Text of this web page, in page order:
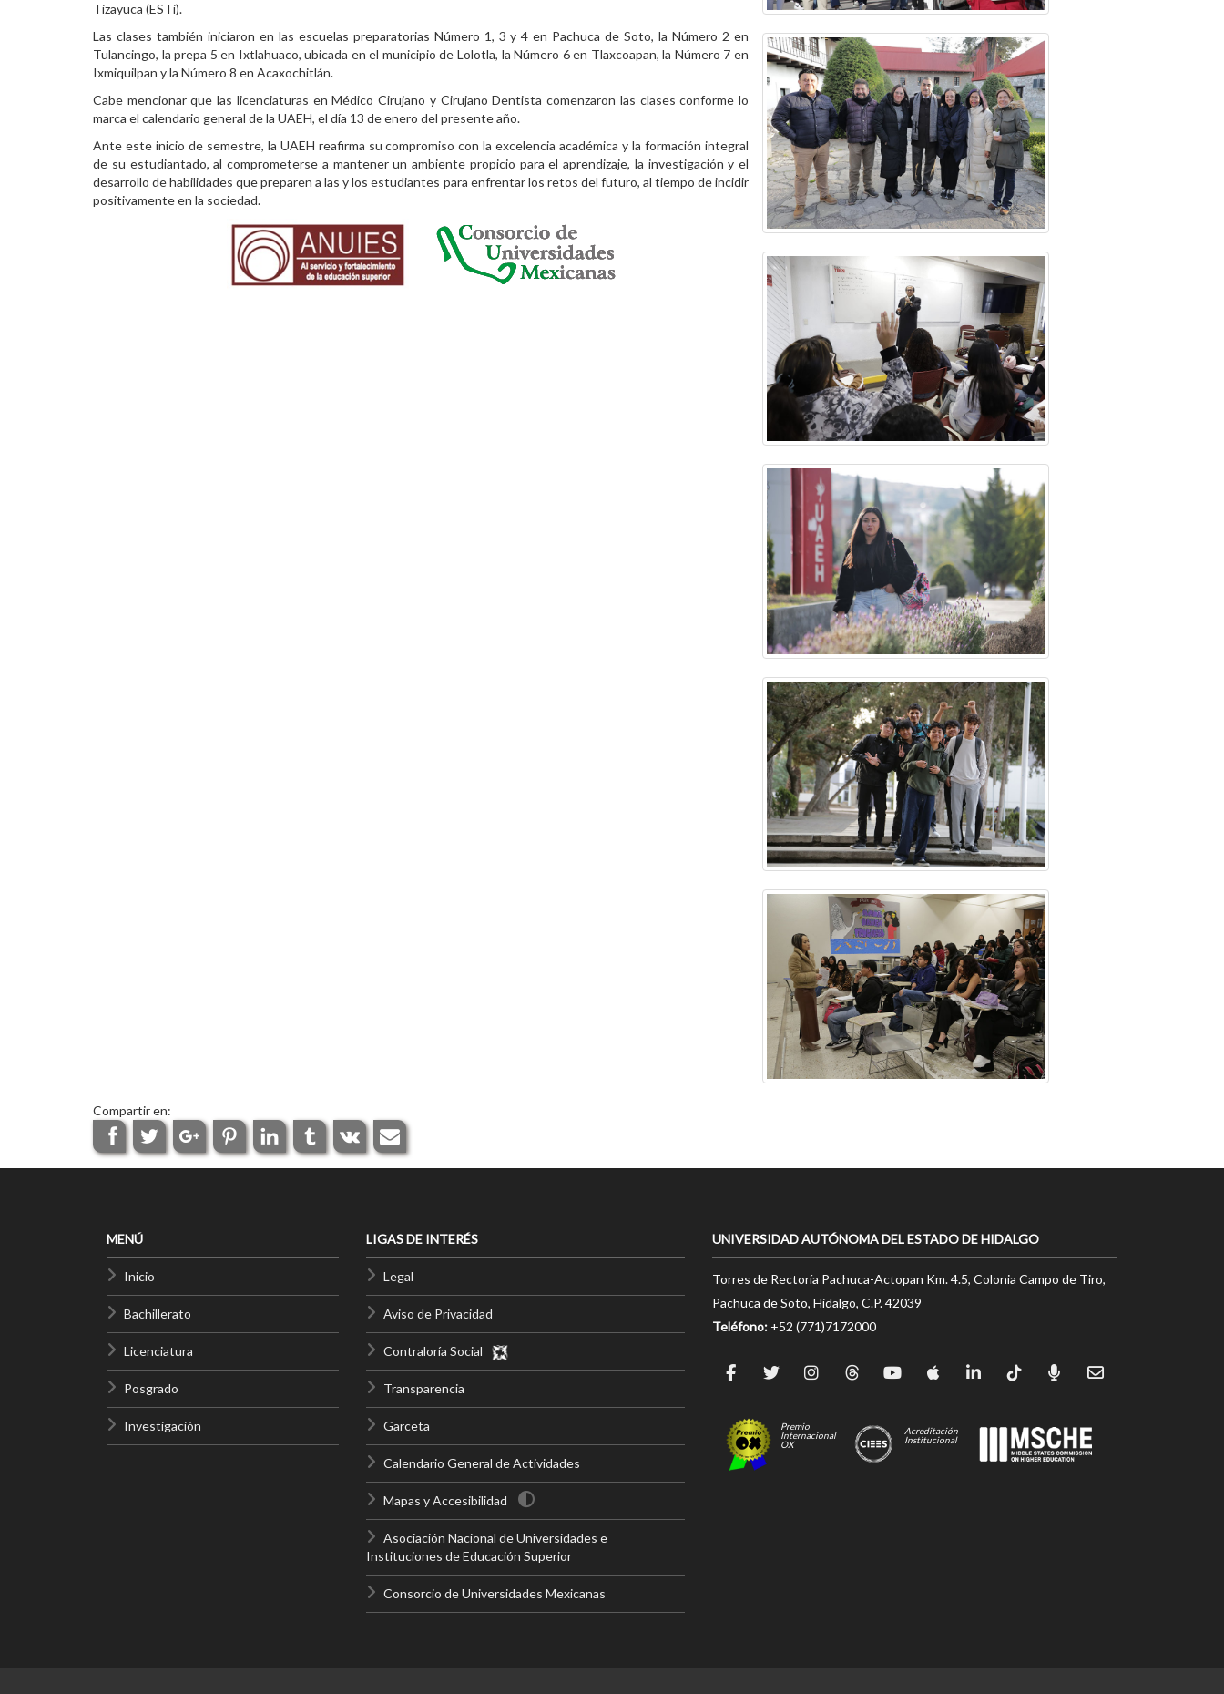
Tizayuca (ESTi).
Las clases también iniciaron en las escuelas preparatorias Número 1, 3 y 4 en Pachuca de Soto, la Número 2 en
Tulancingo, la prepa 5 en Ixtlahuaco, ubicada en el municipio de Lolotla, la Número 6 en Tlaxcoapan, la Número 7 en
Ixmiquilpan y la Número 8 en Acaxochitlán.
Cabe mencionar que las licenciaturas en Médico Cirujano y Cirujano Dentista comenzaron las clases conforme lo
marca el calendario general de la UAEH, el día 13 de enero del presente año.
Ante este inicio de semestre, la UAEH reafirma su compromiso con la excelencia académica y la formación integral
de su estudiantado, al comprometerse a mantener un ambiente propicio para el aprendizaje, la investigación y el
desarrollo de habilidades que preparen a las y los estudiantes para enfrentar los retos del futuro, al tiempo de incidir
positivamente en la sociedad.
Compartir en:
MENÚ
Inicio
Bachillerato
Licenciatura
Posgrado
Investigación
LIGAS DE INTERÉS
Legal
Aviso de Privacidad
Contraloría Social
Transparencia
Garceta
Calendario General de Actividades
Mapas y Accesibilidad
Asociación Nacional de Universidades e
Instituciones de Educación Superior
Consorcio de Universidades Mexicanas
UNIVERSIDAD AUTÓNOMA DEL ESTADO DE HIDALGO
Torres de Rectoría Pachuca-Actopan Km. 4.5, Colonia Campo de Tiro,
Pachuca de Soto, Hidalgo, C.P. 42039
Teléfono: +52 (771)7172000
Premio
Internacional
OX
Acreditación
Institucional